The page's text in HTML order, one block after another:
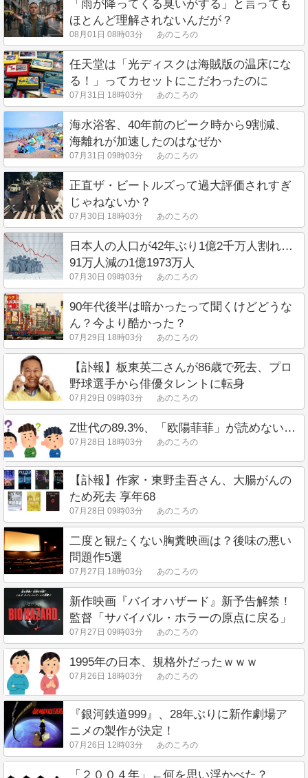
「雨が降ってくる臭いがする」と言っても
ほとんど理解されないんだが？
08月01日 08時03分 あのころの
任天堂は「光ディスクは海賊版の温床にな
る！」ってカセットにこだわったのに
07月31日 18時03分 あのころの
海水浴客、40年前のピーク時から9割減、
海離れが加速したのはなぜか
07月31日 09時03分 あのころの
正直ザ・ビートルズって過大評価されすぎ
じゃねないか？
07月30日 18時03分 あのころの
日本人の人口が42年ぶり1億2千万人割れ…
91万人減の1億1973万人
07月30日 09時03分 あのころの
90年代後半は暗かったって聞くけどどうな
ん？今より酷かった？
07月29日 18時03分 あのころの
【訃報】板東英二さんが86歳で死去、プロ
野球選手から俳優タレントに転身
07月29日 09時03分 あのころの
Z世代の89.3%、「欧陽菲菲」が読めない…
07月28日 18時03分 あのころの
【訃報】作家・東野圭吾さん、大腸がんの
ため死去 享年68
07月28日 09時03分 あのころの
二度と観たくない胸糞映画は？後味の悪い
問題作5選
07月27日 18時03分 あのころの
新作映画『バイオハザード』新予告解禁！
監督「サバイバル・ホラーの原点に戻る」
07月27日 09時03分 あのころの
1995年の日本、規格外だったｗｗｗ
07月26日 18時03分 あのころの
『銀河鉄道999』、28年ぶりに新作劇場ア
ニメの製作が決定！
07月26日 12時03分 あのころの
「２００４年」←何を思い浮かべた？